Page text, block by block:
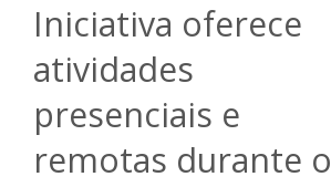
Iniciativa oferece
atividades
presenciais e
remotas durante o